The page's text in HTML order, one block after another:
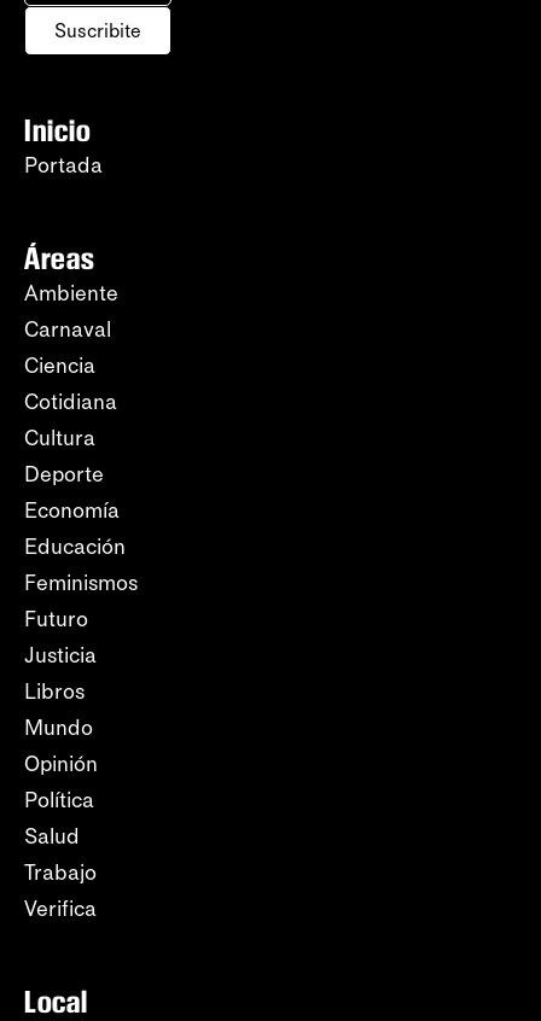
Suscribite
Inicio
Portada
Áreas
Ambiente
Carnaval
Ciencia
Cotidiana
Cultura
Deporte
Economía
Educación
Feminismos
Futuro
Justicia
Libros
Mundo
Opinión
Política
Salud
Trabajo
Verifica
Local